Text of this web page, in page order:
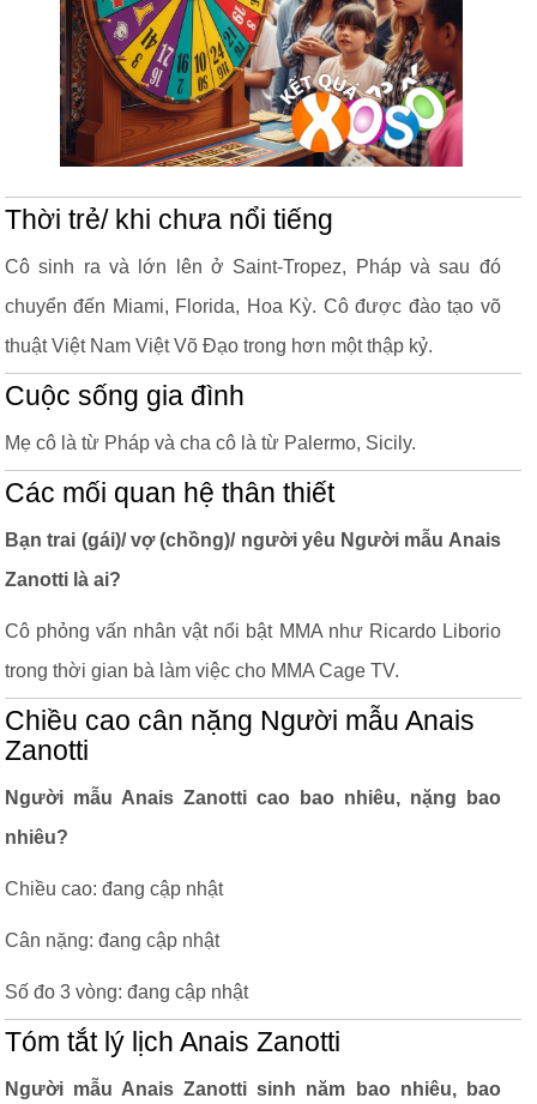
Thời trẻ/ khi chưa nổi tiếng
Cô sinh ra và lớn lên ở Saint-Tropez, Pháp và sau đó
chuyển đến Miami, Florida, Hoa Kỳ. Cô được đào tạo võ
thuật Việt Nam Việt Võ Đạo trong hơn một thập kỷ.
Cuộc sống gia đình
Mẹ cô là từ Pháp và cha cô là từ Palermo, Sicily.
Các mối quan hệ thân thiết
Bạn trai (gái)/ vợ (chồng)/ người yêu Người mẫu Anais
Zanotti là ai?
Cô phỏng vấn nhân vật nổi bật MMA như Ricardo Liborio
trong thời gian bà làm việc cho MMA Cage TV.
Chiều cao cân nặng Người mẫu Anais
Zanotti
Người mẫu Anais Zanotti cao bao nhiêu, nặng bao
nhiêu?
Chiều cao: đang cập nhật
Cân nặng: đang cập nhật
Số đo 3 vòng: đang cập nhật
Tóm tắt lý lịch Anais Zanotti
Người mẫu Anais Zanotti sinh năm bao nhiêu, bao